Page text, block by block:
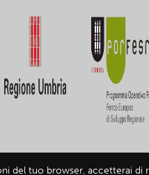
-Informativa privacy-
del tuo browser, accetterai